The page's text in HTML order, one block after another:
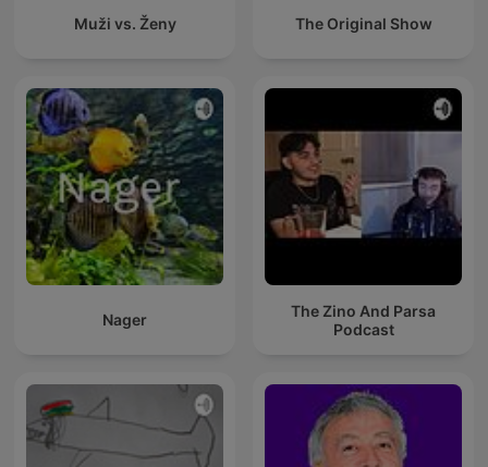
Muži vs. Ženy The Original Show
Nager
The Zino And Parsa
Podcast